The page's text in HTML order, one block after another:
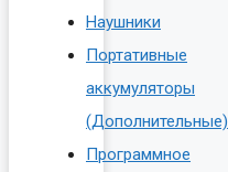
Наушники
Портативные
аккумуляторы
(Дополнительные)
Программное